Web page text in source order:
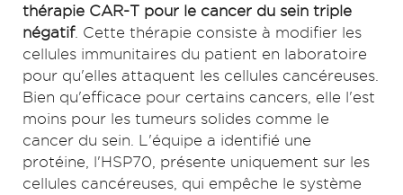
thérapie CAR-T pour le cancer du sein triple
négatif. Cette thérapie consiste à modifier les
cellules immunitaires du patient en laboratoire
pour qu'elles attaquent les cellules cancéreuses.
Bien qu'efficace pour certains cancers, elle l'est
moins pour les tumeurs solides comme le
cancer du sein. L'équipe a identifié une
protéine, l'HSP70, présente uniquement sur les
cellules cancéreuses, qui empêche le système